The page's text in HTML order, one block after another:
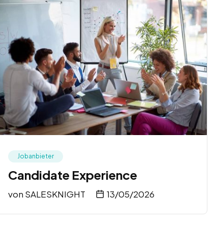
Jobanbieter
Candidate Experience
von SALESKNIGHT 13/05/2026